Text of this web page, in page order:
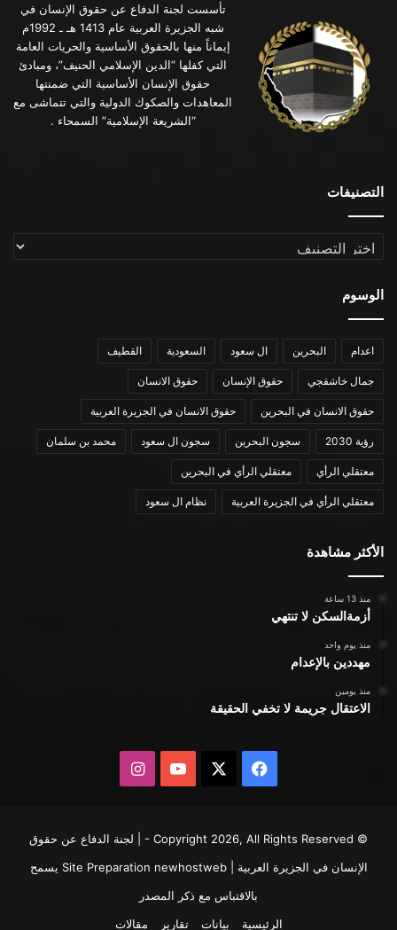
تأسست لجنة الدفاع عن حقوق الإنسان في
شبه الجزيرة العربية عام 1413 هـ ـ 1992م
إيماناً منها بالحقوق الأساسية والحريات العامة
التي كفلها “الدين الإسلامي الحنيف”، ومبادئ
حقوق الإنسان الأساسية التي ضمنتها
المعاهدات والصكوك الدولية والتي تتماشى مع
“الشريعة الإسلامية” السمحاء .
التصنيفات
التصنيفات
الوسوم
اعدام البحرين ال سعود السعودية القطيف
جمال خاشقجي حقوق الإنسان حقوق الانسان
حقوق الانسان في البحرين حقوق الانسان في الجزيرة العربية
رؤية 2030 سجون البحرين سجون ال سعود محمد بن سلمان
معتقلي الرأي معتقلي الرأي في البحرين
معتقلي الرأي في الجزيرة العربية نظام ال سعود
الأكثر مشاهدة
منذ 13 ساعة
أزمةالسكن لا تنتهي
منذ يوم واحد
مهددين بالإعدام
منذ يومين
الاعتقال جريمة لا تخفي الحقيقة
فيسبوك يوتيوبانستقرام
© Copyright 2026, All Rights Reserved - | لجنة الدفاع عن حقوق
الإنسان في الجزيرة العربية | Site Preparationnewhostweb
يسمح
بالاقتباس مع ذكر المصدر
الرئيسية
بيانات تقارير مقالات